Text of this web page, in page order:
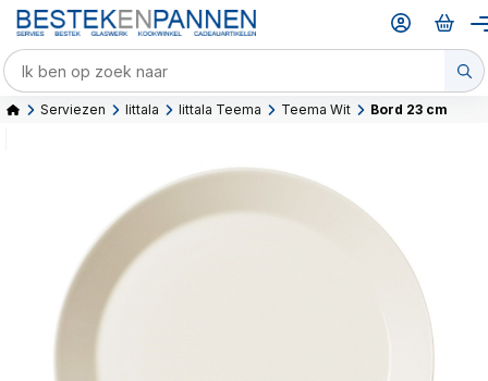
Serviezen Iittala Iittala Teema Teema Wit Bord 23 cm